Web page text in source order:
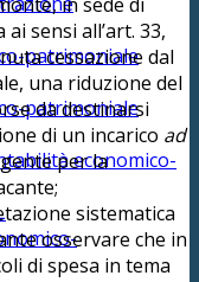
patrimoniale
patrimoniale
economico-
sensi all’art. 33,
cessazione dal
una riduzione del
da destinarsi
di un incarico ad
per la
sistematica
osservare che in
di spesa in tema